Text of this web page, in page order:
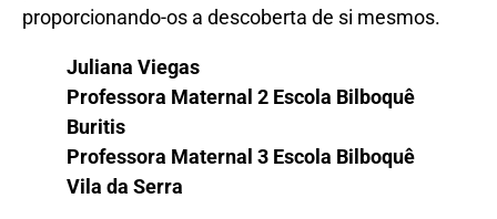
proporcionando-os a descoberta de si mesmos.
Juliana Viegas
Professora Maternal 2 Escola Bilboquê
Buritis
Professora Maternal 3 Escola Bilboquê
Vila da Serra